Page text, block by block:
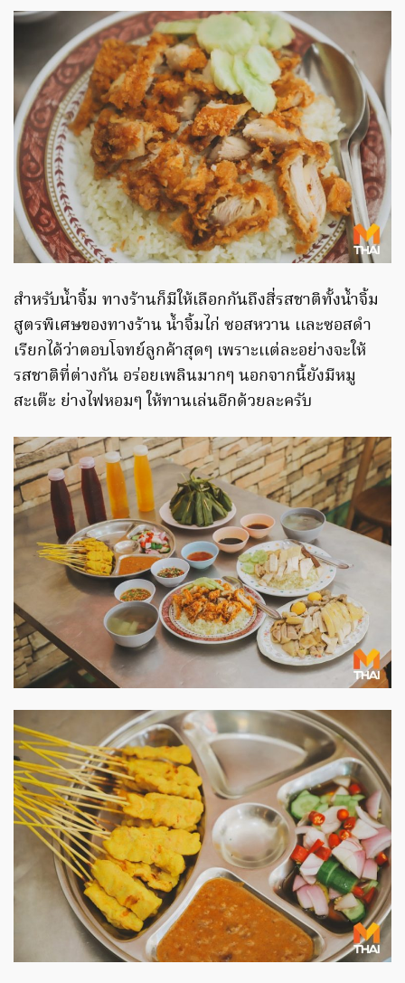
สำหรับนํ้าจิ้ม ทางร้านก็มีให้เลือกกันถึงสี่รสชาติทั้งนํ้าจิ้ม
สูตรพิเศษของทางร้าน นํ้าจิ้มไก่ ซอสหวาน เเละซอสดำ
เรียกได้ว่าตอบโจทย์ลูกค้าสุดๆ เพราะเเต่ละอย่างจะให้
รสชาติที่ต่างกัน อร่อยเพลินมากๆ นอกจากนี้ยังมีหมู
สะเต๊ะ ย่างไฟหอมๆ ให้ทานเล่นอีกด้วยละครับ